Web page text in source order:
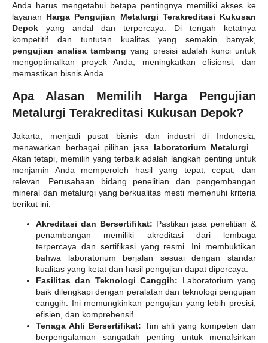
Anda harus mengetahui betapa pentingnya memiliki akses ke
layanan Harga Pengujian Metalurgi Terakreditasi Kukusan
Depok yang andal dan terpercaya. Di tengah ketatnya
kompetitif dan tuntutan kualitas yang semakin banyak,
pengujian analisa tambang yang presisi adalah kunci untuk
mengoptimalkan proyek Anda, meningkatkan efisiensi, dan
memastikan bisnis Anda.
Apa Alasan Memilih Harga Pengujian
Metalurgi Terakreditasi Kukusan Depok?
Jakarta, menjadi pusat bisnis dan industri di Indonesia,
menawarkan berbagai pilihan jasa laboratorium Metalurgi
Akan tetapi, memilih yang terbaik adalah langkah penting untuk
menjamin Anda memperoleh hasil yang tepat, cepat, dan
relevan. Perusahaan bidang penelitian dan pengembangan
mineral dan metalurgi yang berkualitas mesti memenuhi kriteria
berikut ini:
Akreditasi dan Bersertifikat: Pastikan jasa penelitian &
penambangan memiliki akreditasi dari lembaga
terpercaya dan sertifikasi yang resmi. Ini membuktikan
bahwa laboratorium berjalan sesuai dengan standar
kualitas yang ketat dan hasil pengujian dapat dipercaya.
Fasilitas dan Teknologi Canggih: Laboratorium yang
baik dilengkapi dengan peralatan dan teknologi pengujian
canggih. Ini memungkinkan pengujian yang lebih presisi,
efisien, dan komprehensif.
Tenaga Ahli Bersertifikat: Tim ahli yang kompeten dan
berpengalaman sangatlah penting untuk menafsirkan